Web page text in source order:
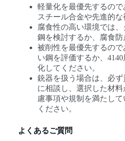
軽量化を最優先するの
スチール合金や先進的な
腐食性の高い環境では
鋼を検討するか、腐食防
被削性を最優先するの
い鋼を評価するか、
化してください。
銃器を扱う場合は、必
に相談し、選択した材
慮事項や規制を満たし
ください。
よくあるご質問